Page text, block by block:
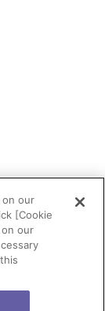
on our
[Cookie
our